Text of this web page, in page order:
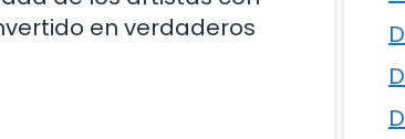
en verdaderos